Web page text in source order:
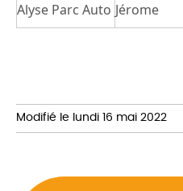
Alyse Parc Auto Jérome
Modifié le lundi 16 mai 2022